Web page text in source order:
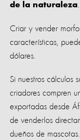
de la naturaleza.
Criar y vender
características,
dólares.
Si nuestros cálculos
criadores compren
exportadas desde
de venderlos
dueños de mascotas.